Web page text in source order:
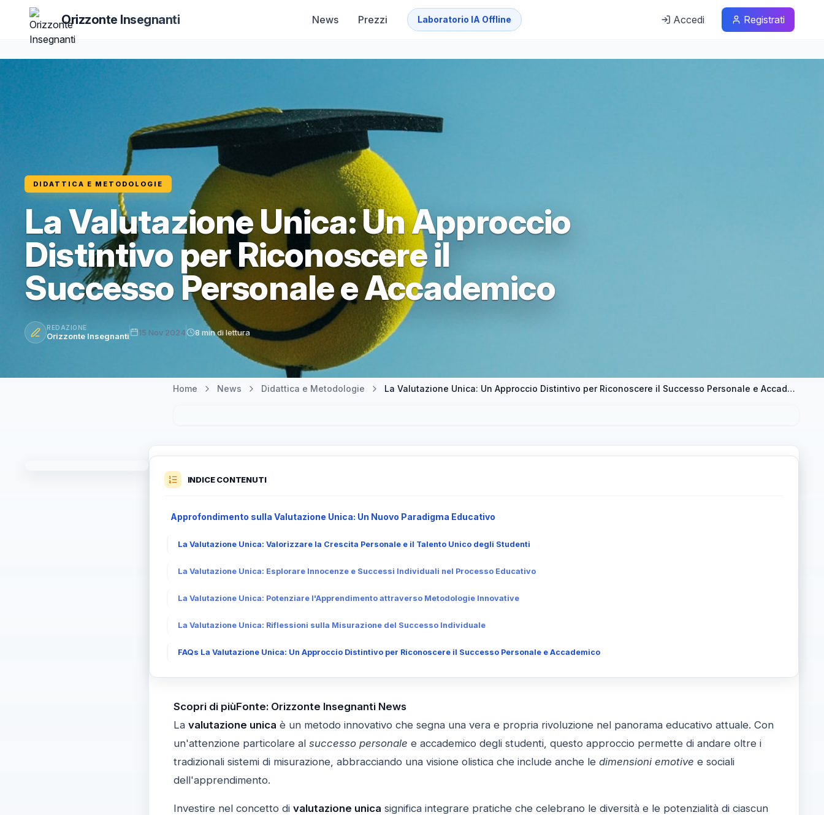
Orizzonte Insegnanti News Prezzi Laboratorio IA Offline Accedi Registrati
DIDATTICA E METODOLOGIE
La Valutazione Unica: Un Approccio
Distintivo per Riconoscere il
Successo Personale e Accademico
REDAZIONE
Orizzonte Insegnanti 15 Nov 2024 8 min di lettura
Home News Didattica e Metodologie La Valutazione Unica: Un Approccio Distintivo per Riconoscere il Successo Personale e Accademico
INDICE CONTENUTI
Approfondimento sulla Valutazione Unica: Un Nuovo Paradigma Educativo
La Valutazione Unica: Valorizzare la Crescita Personale e il Talento Unico degli Studenti
La Valutazione Unica: Esplorare Innocenze e Successi Individuali nel Processo Educativo
La Valutazione Unica: Potenziare l'Apprendimento attraverso Metodologie Innovative
La Valutazione Unica: Riflessioni sulla Misurazione del Successo Individuale
FAQs La Valutazione Unica: Un Approccio Distintivo per Riconoscere il Successo Personale e Accademico
Scopri di piùFonte: Orizzonte Insegnanti News
La valutazione unica è un metodo innovativo che segna una vera e propria rivoluzione nel panorama educativo attuale. Con
un'attenzione particolare al successo personale e accademico degli studenti, questo approccio permette di andare oltre i
tradizionali sistemi di misurazione, abbracciando una visione olistica che include anche le dimensioni emotive e sociali
dell'apprendimento.
Investire nel concetto di valutazione unica significa integrare pratiche che celebrano le diversità e le potenzialità di ciascun